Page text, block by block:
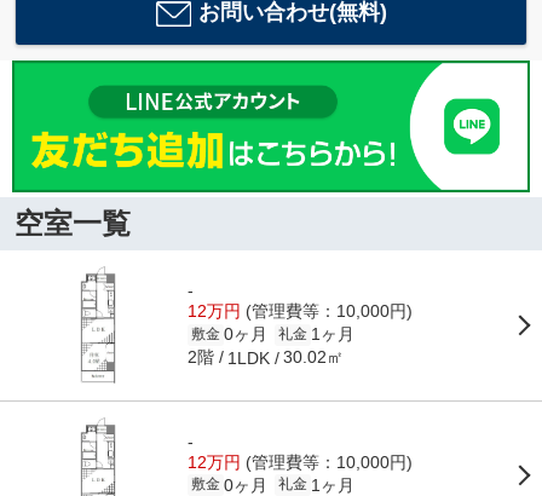
お問い合わせ(無料)
空室一覧
-
12万円 (管理費等：10,000円)
敷金 0ヶ月 礼金 1ヶ月
2階 1LDK 30.02㎡
-
12万円 (管理費等：10,000円)
敷金 0ヶ月 礼金 1ヶ月